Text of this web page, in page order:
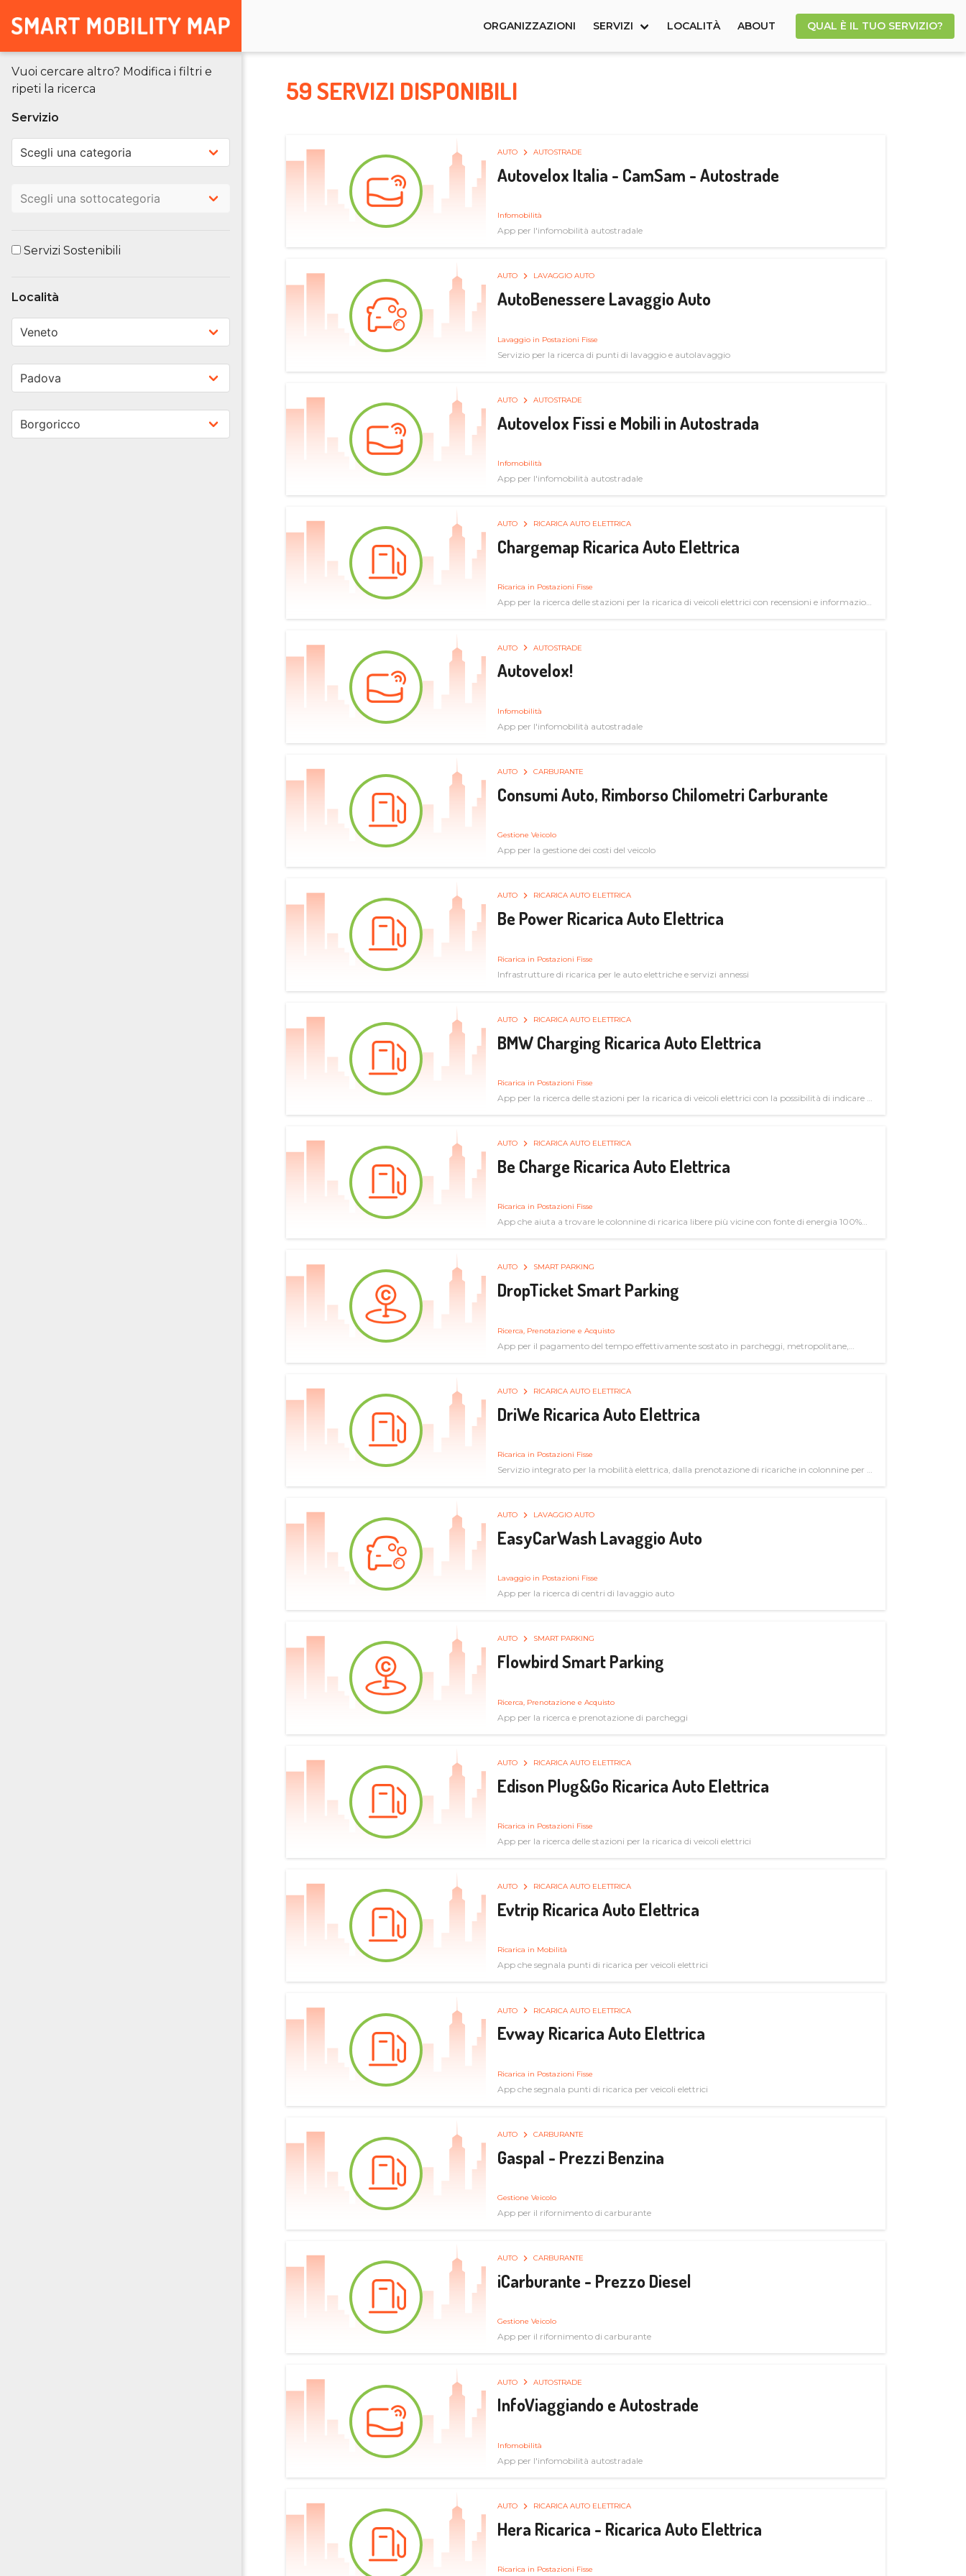
ORGANIZZAZIONI SERVIZI LOCALITÀ ABOUT QUAL È IL TUO SERVIZIO?
Vuoi cercare altro? Modifica i filtri e
ripeti la ricerca
Servizio
Servizi Sostenibili
Località
59 SERVIZI DISPONIBILI
AUTO AUTOSTRADE
Autovelox Italia - CamSam - Autostrade
Infomobilità
App per l'infomobilità autostradale
AUTO LAVAGGIO AUTO
AutoBenessere Lavaggio Auto
Lavaggio in Postazioni Fisse
Servizio per la ricerca di punti di lavaggio e autolavaggio
AUTO AUTOSTRADE
Autovelox Fissi e Mobili in Autostrada
Infomobilità
App per l'infomobilità autostradale
AUTO RICARICA AUTO ELETTRICA
Chargemap Ricarica Auto Elettrica
Ricarica in Postazioni Fisse
App per la ricerca delle stazioni per la ricarica di veicoli elettrici con recensioni e informazioni
AUTO AUTOSTRADE
Autovelox!
Infomobilità
App per l'infomobilità autostradale
AUTO CARBURANTE
Consumi Auto, Rimborso Chilometri Carburante
Gestione Veicolo
App per la gestione dei costi del veicolo
AUTO RICARICA AUTO ELETTRICA
Be Power Ricarica Auto Elettrica
Ricarica in Postazioni Fisse
Infrastrutture di ricarica per le auto elettriche e servizi annessi
AUTO RICARICA AUTO ELETTRICA
BMW Charging Ricarica Auto Elettrica
Ricarica in Postazioni Fisse
App per la ricerca delle stazioni per la ricarica di veicoli elettrici con la possibilità di indicare le
AUTO RICARICA AUTO ELETTRICA
Be Charge Ricarica Auto Elettrica
Ricarica in Postazioni Fisse
App che aiuta a trovare le colonnine di ricarica libere più vicine con fonte di energia 100%
AUTO SMART PARKING
DropTicket Smart Parking
Ricerca, Prenotazione e Acquisto
App per il pagamento del tempo effettivamente sostato in parcheggi, metropolitane,
AUTO RICARICA AUTO ELETTRICA
DriWe Ricarica Auto Elettrica
Ricarica in Postazioni Fisse
Servizio integrato per la mobilità elettrica, dalla prenotazione di ricariche in colonnine per il
AUTO LAVAGGIO AUTO
EasyCarWash Lavaggio Auto
Lavaggio in Postazioni Fisse
App per la ricerca di centri di lavaggio auto
AUTO SMART PARKING
Flowbird Smart Parking
Ricerca, Prenotazione e Acquisto
App per la ricerca e prenotazione di parcheggi
AUTO RICARICA AUTO ELETTRICA
Edison Plug&Go Ricarica Auto Elettrica
Ricarica in Postazioni Fisse
App per la ricerca delle stazioni per la ricarica di veicoli elettrici
AUTO RICARICA AUTO ELETTRICA
Evtrip Ricarica Auto Elettrica
Ricarica in Mobilità
App che segnala punti di ricarica per veicoli elettrici
AUTO RICARICA AUTO ELETTRICA
Evway Ricarica Auto Elettrica
Ricarica in Postazioni Fisse
App che segnala punti di ricarica per veicoli elettrici
AUTO CARBURANTE
Gaspal - Prezzi Benzina
Gestione Veicolo
App per il rifornimento di carburante
AUTO CARBURANTE
iCarburante - Prezzo Diesel
Gestione Veicolo
App per il rifornimento di carburante
AUTO AUTOSTRADE
InfoViaggiando e Autostrade
Infomobilità
App per l'infomobilità autostradale
AUTO RICARICA AUTO ELETTRICA
Hera Ricarica - Ricarica Auto Elettrica
Ricarica in Postazioni Fisse